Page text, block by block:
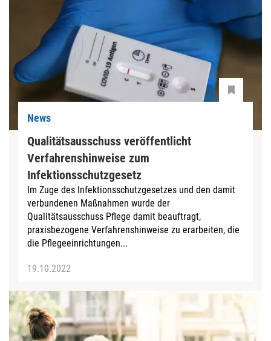
News
Qualitätsausschuss veröffentlicht
Verfahrenshinweise zum
Infektionsschutzgesetz
Im Zuge des Infektionsschutzgesetzes und den damit
verbundenen Maßnahmen wurde der
Qualitätsausschuss Pflege damit beauftragt,
praxisbezogene Verfahrenshinweise zu erarbeiten, die
die Pflegeeinrichtungen...
19.10.2022